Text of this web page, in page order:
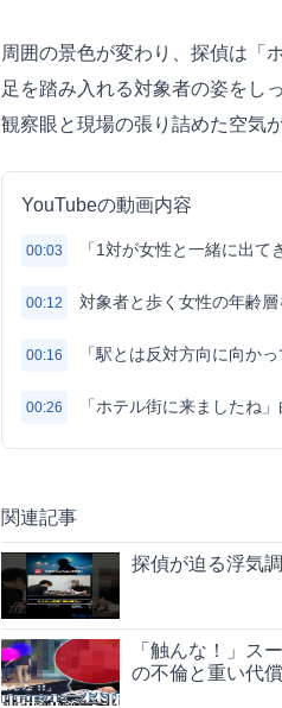
周囲の景色が変わり、探偵は「
足を踏み入れる対象者の姿をし
観察眼と現場の張り詰めた空気
YouTubeの動画内容
00:03 「1対が女性と一緒に出
00:12 対象者と歩く女性の年齢層
00:16 「駅とは反対方向に向か
00:26 「ホテル街に来ましたね
関連記事
探偵が迫る浮気
「触んな！」ス
の不倫と重い代償